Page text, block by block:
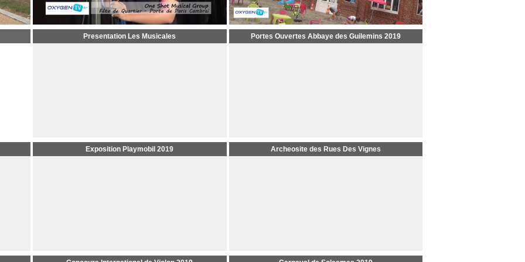
Presentation Les Musicales Portes Ouvertes Abbaye des Guilemins 2019
Exposition Playmobil 2019 Archeosite des Rues Des Vignes